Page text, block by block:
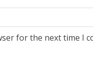
for the next time I